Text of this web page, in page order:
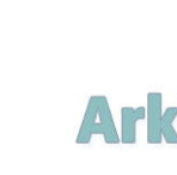
contenido